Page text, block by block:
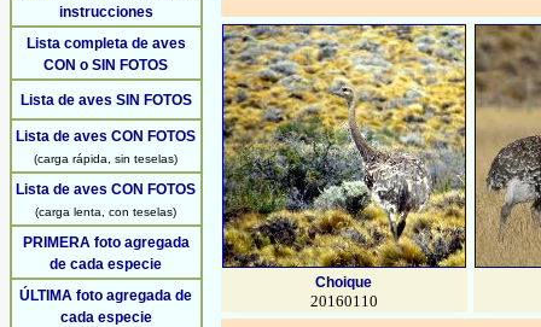
instrucciones
Lista completa de aves
CON o SIN FOTOS
Lista de aves SIN FOTOS
Lista de aves CON FOTOS
(carga rápida, sin teselas)
Lista de aves CON FOTOS
(carga lenta, con teselas)
PRIMERA foto agregada
de cada especie
ÚLTIMA foto agregada de
cada especie
Choique
20160110